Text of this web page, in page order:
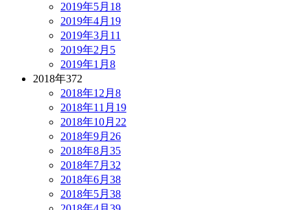
2019年5月 18
2019年4月 19
2019年3月 11
2019年2月 5
2019年1月 8
2018年372
2018年12月 8
2018年11月 19
2018年10月 22
2018年9月 26
2018年8月 35
2018年7月 32
2018年6月 38
2018年5月 38